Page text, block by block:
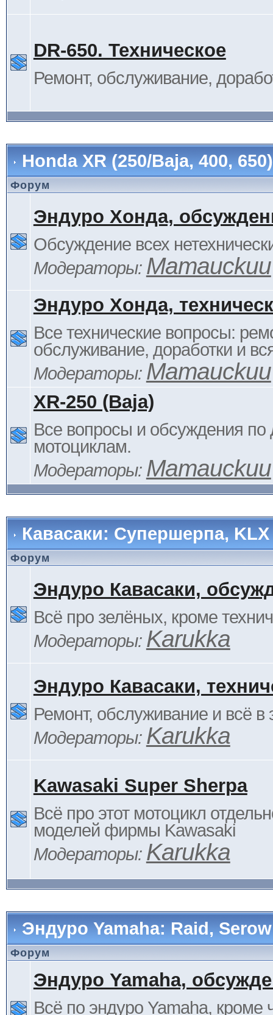
DR-650. Техническое
Ремонт, обслуживание,
Honda XR (250/Baja, 400,
Форум
Эндуро Хонда,
Обсуждение всех
Модераторы: Mamauckuu
Эндуро Хонда,
Все технические вопросы:
обслуживание, доработки и
Модераторы: Mamauckuu
XR-250 (Baja)
Все вопросы и обсуждения
мотоциклам.
Модераторы: Mamauckuu
Кавасаки: Супершерпа,
Форум
Эндуро Кавасаки,
Всё про зелёных, кроме
Модераторы: Karukka
Эндуро Кавасаки,
Ремонт, обслуживание и всё в
Модераторы: Karukka
Kawasaki Super Sherpa
Всё про этот мотоцикл
моделей фирмы Kawasaki
Модераторы: Karukka
Эндуро Yamaha: Raid,
Форум
Эндуро Yamaha,
Всё по эндуро Yamaha, кроме